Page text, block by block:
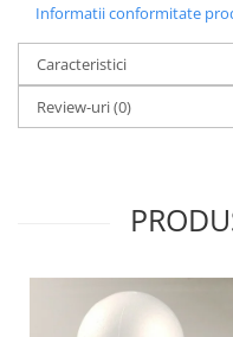
Panglici decor
Snur/sfoara/fir
Metal
Aplice decor
Stampile, sigilii
Baze stampile
Informatii conformitate
Caracteristici
Review-uri(0)